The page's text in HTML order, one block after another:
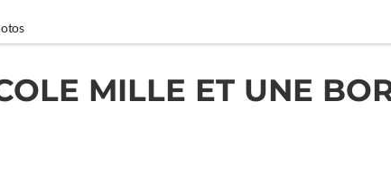
MILLE ET UNE